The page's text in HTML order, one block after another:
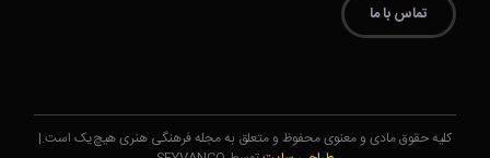
تماس با ما
کلیه حقوق مادی و معنوی محفوظ و متعلق به مجله فرهنگی هنری هیچ‌یک است.|